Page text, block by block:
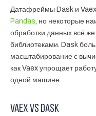
Датафреймы Dask и
Pandas, но некоторые
обработки данных всё
библиотеками. Dask
масштабирование с
как Vaex упрощает
одной машине.
Vaex vs Dask